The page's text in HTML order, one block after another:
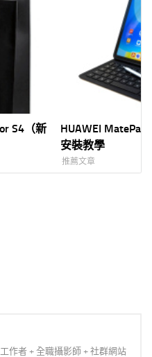
S4（新
HUAWEI
安裝教學
推薦文章
作者 + 全職攝影師 + 社群網站